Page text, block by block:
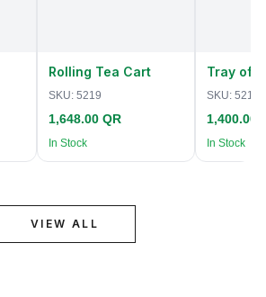
Rolling Tea Cart
SKU: 5219
1,648.00 QR
In Stock
Tray of
SKU: 5218
1,400.00
In Stock
VIEW ALL